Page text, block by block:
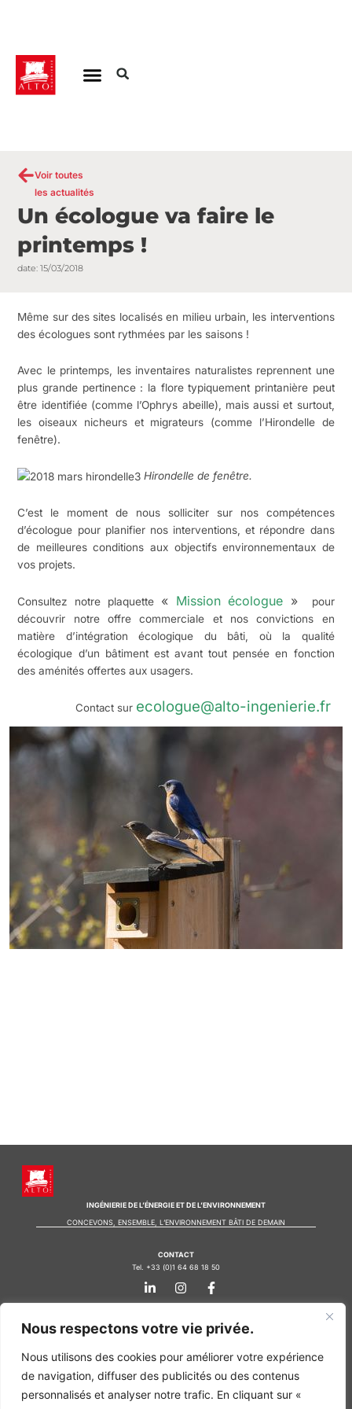
Nous respectons votre vie privée.
Nous utilisons des cookies pour améliorer votre expérience
de navigation, diffuser des publicités ou des contenus
personnalisés et analyser notre trafic. En cliquant sur «
Voir toutes
les actualités
Un écologue va faire le
printemps !
date: 15/03/2018
Même sur des sites localisés en milieu urbain, les interventions
des écologues sont rythmées par les saisons !
Avec le printemps, les inventaires naturalistes reprennent une
plus grande pertinence : la flore typiquement printanière peut
être identifiée (comme l’Ophrys abeille), mais aussi et surtout,
les oiseaux nicheurs et migrateurs (comme l’Hirondelle de
fenêtre).
Hirondelle de fenêtre.
C’est le moment de nous solliciter sur nos compétences
d’écologue pour planifier nos interventions, et répondre dans
de meilleures conditions aux objectifs environnementaux de
vos projets.
Consultez notre plaquette « Mission écologue » pour
découvrir notre offre commerciale et nos convictions en
matière d’intégration écologique du bâti, où la qualité
écologique d’un bâtiment est avant tout pensée en fonction
des aménités offertes aux usagers.
Contact sur ecologue@alto-ingenierie.fr
INGÉNIERIE DE L’ÉNERGIE ET DE L’ENVIRONNEMENT
CONCEVONS, ENSEMBLE, L’ENVIRONNEMENT BÂTI DE DEMAIN
CONTACT
Tel. +33 (0)1 64 68 18 50
L
i
n
e
i
-
i
I
n
s
a
r
a
m
F
a
c
b
o
-
f
Nos agences
Bureau d'études Île de France
Bureau d'études Bordeaux
Bureau d'études Lyon